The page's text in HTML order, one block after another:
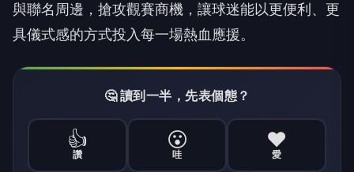
與聯名周邊，搶攻觀賽商機，讓球迷能以更便利、更
具儀式感的方式投入每一場熱血應援。
🤔 讀到一半，先表個態？
👍
讚
😮
哇
❤️
愛